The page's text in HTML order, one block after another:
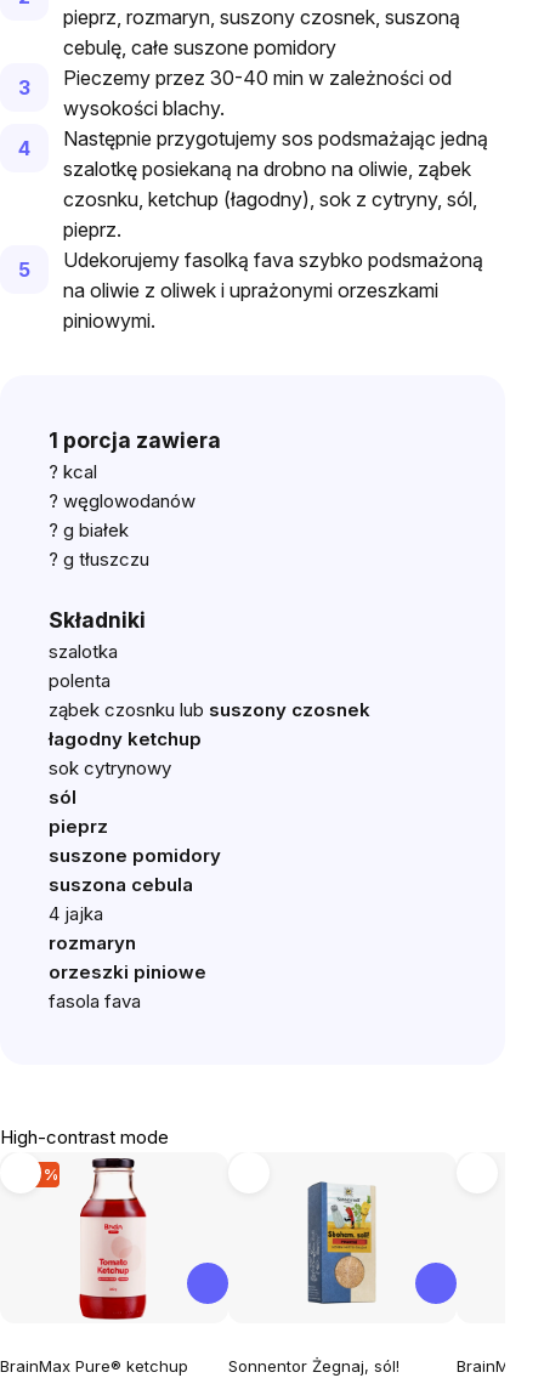
pieprz, rozmaryn, suszony czosnek, suszoną
cebulę, całe suszone pomidory
Pieczemy przez 30-40 min w zależności od
wysokości blachy.
Następnie przygotujemy sos podsmażając jedną
szalotkę posiekaną na drobno na oliwie, ząbek
czosnku, ketchup (łagodny), sok z cytryny, sól,
pieprz.
Udekorujemy fasolką fava szybko podsmażoną
na oliwie z oliwek i uprażonymi orzeszkami
piniowymi.
1 porcja zawiera
? kcal
? węglowodanów
? g białek
? g tłuszczu
Składniki
szalotka
polenta
ząbek czosnku lub suszony czosnek
łagodny ketchup
sok cytrynowy
sól
pieprz
suszone pomidory
suszona cebula
4 jajka
rozmaryn
orzeszki piniowe
fasola fava
High-contrast mode
-30 %
BrainMax Pure® ketchup
Sonnentor Żegnaj, sól!
BrainMax